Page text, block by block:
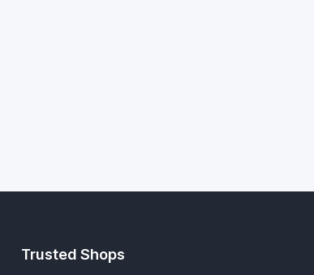
Trusted Shops